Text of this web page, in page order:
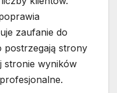
zaufanie do
postrzegają strony
stronie wyników